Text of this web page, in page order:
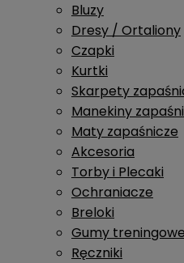
Bluzy
Dresy / Ortaliony
Czapki
Kurtki
Skarpety
Manekiny
Maty zapaśnicze
Akcesoria
Torby i Plecaki
Ochraniacze
Breloki
Gumy treningowe
Ręczniki